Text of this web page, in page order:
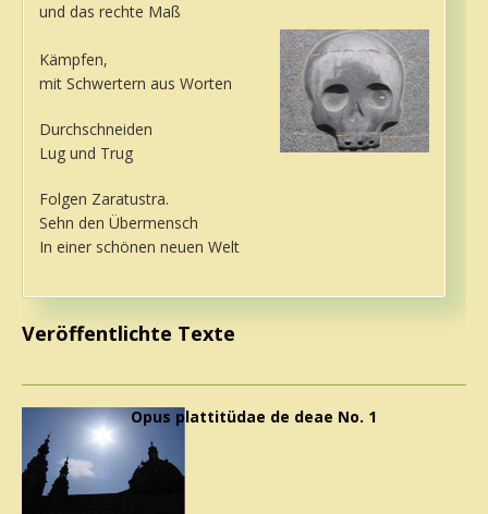
und das rechte Maß
Kämpfen,
mit Schwertern aus Worten
Durchschneiden
Lug und Trug
Folgen Zaratustra.
Sehn den Übermensch
In einer schönen neuen Welt
Veröffentlichte Texte
Opus plattitüdae de deae No. 1